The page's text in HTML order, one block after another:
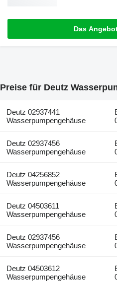
Das
Preise für Deutz
Deutz 02937441
Wasserpumpengehäuse
Deutz 02937456
Wasserpumpengehäuse
Deutz 04256852
Wasserpumpengehäuse
Deutz 04503611
Wasserpumpengehäuse
Deutz 02937456
Wasserpumpengehäuse
Deutz 04503612
Wasserpumpengehäuse